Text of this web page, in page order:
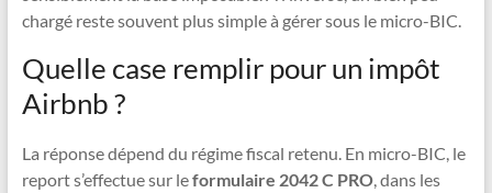
chargé reste souvent plus simple à gérer sous le micro-BIC.
Quelle case remplir pour un impôt
Airbnb ?
La réponse dépend du régime fiscal retenu. En micro-BIC, le
report s’effectue sur leformulaire 2042 C PRO, dans les